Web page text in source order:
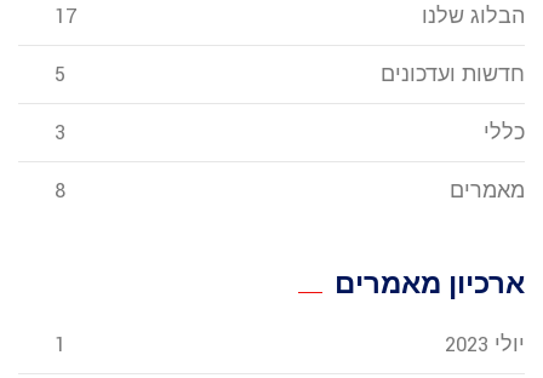
הבלוג שלנו 17
חדשות ועדכונים 5
כללי 3
מאמרים 8
ארכיון מאמרים
יולי 2023 1